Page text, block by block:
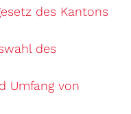
des Kantons
des
Link wird in
Umfang von